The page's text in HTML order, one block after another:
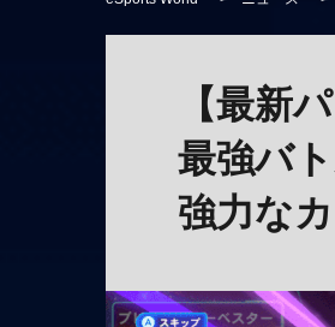
【最新
最強バ
強力な